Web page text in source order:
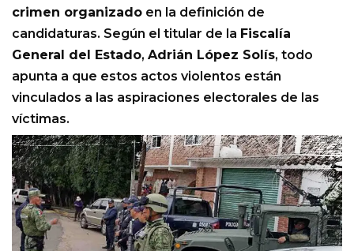
crimen organizado en la definición de
candidaturas. Según el titular de la Fiscalía
General del Estado, Adrián López Solís, todo
apunta a que estos actos violentos están
vinculados a las aspiraciones electorales de las
víctimas.